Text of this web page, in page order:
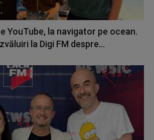
YouTube, la navigator pe ocean.
la Digi FM despre...